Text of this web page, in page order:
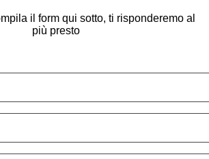
il form qui sotto, ti risponderemo al
più presto